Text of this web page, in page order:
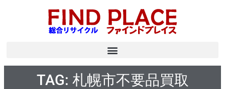
TAG: 札幌市不要品買取